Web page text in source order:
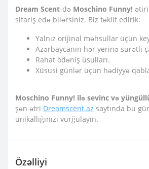
Dream Scent-də Moschino Funny!
sifariş edə bilərsiniz. Biz təklif edirik:
Yalnız orijinal məhsullar üçün
Azərbaycanın hər yerinə sürətli
Rahat ödəniş üsulları.
Xüsusi günlər üçün hədiyyə
Moschino Funny! ilə sevinc və
şən ətri Dreamscent.az saytında bu
unikallığınızı vurğulayın.
Özəlliyi